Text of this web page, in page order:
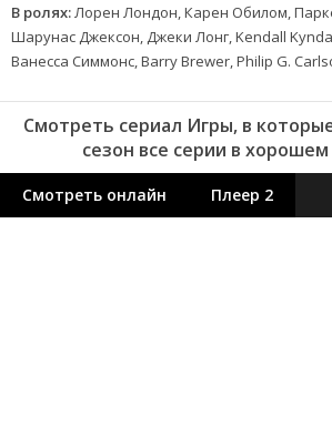
В ролях:Лорен Лондон, Карен Обилом,
Шарунас Джексон, Джеки Лонг, Kendall
Ванесса Симмонс, Barry Brewer, Philip G.
Смотреть сериал Игры, в
сезон все серии в хорошем
Смотреть онлайн Плеер 2